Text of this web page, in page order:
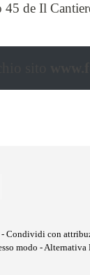
45 de Il
- Condividi con
modo -